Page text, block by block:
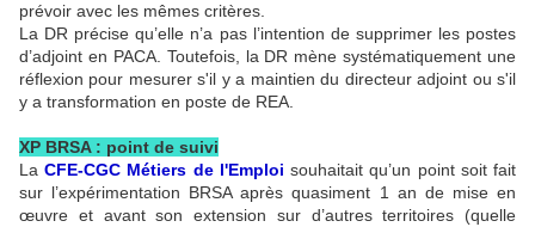
prévoir avec les mêmes critères.
La DR précise qu’elle n’a pas l’intention de supprimer les postes
d’adjoint en PACA. Toutefois, la DR mène systématiquement une
réflexion pour mesurer s'il y a maintien du directeur adjoint ou s'il
y a transformation en poste de REA.
XP BRSA : point de suivi
LaCFE-CGC Métiers de l'Emploi souhaitait qu’un point soit fait
sur l’expérimentation BRSA après quasiment 1 an de mise en
œuvre et avant son extension sur d’autres territoires (quelle